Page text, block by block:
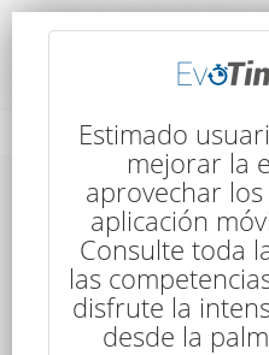
Detalles de la
Detalles de la Competencia
Estimado
mejorar la
aprovechar
aplicación
Consulte toda
las
disfrute la
desde la